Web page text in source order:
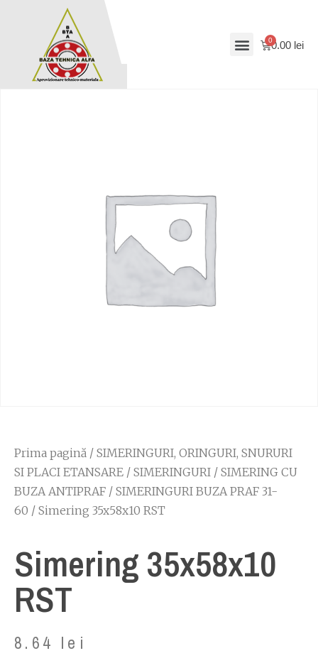
0.00 lei
Prima pagină / SIMERINGURI, ORINGURI, SNURURI
SI PLACI ETANSARE / SIMERINGURI / SIMERING CU
BUZA ANTIPRAF / SIMERINGURI BUZA PRAF 31-
60 / Simering 35x58x10 RST
Simering 35x58x10
RST
8.64 lei